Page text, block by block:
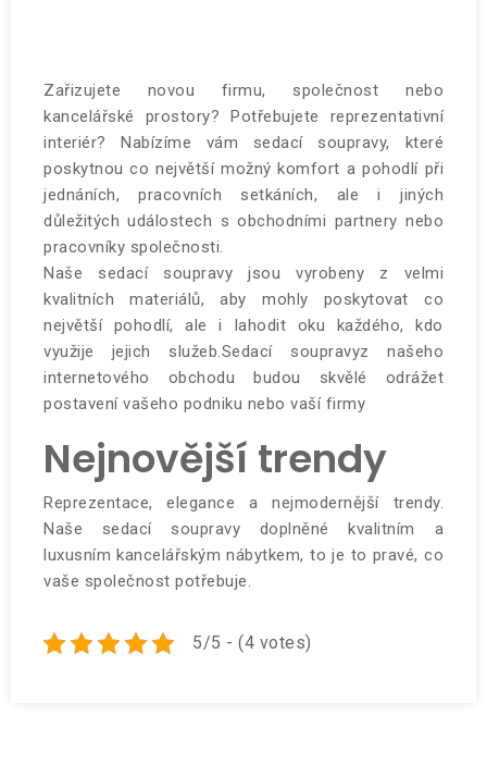
Zařizujete novou firmu, společnost nebo
kancelářské prostory? Potřebujete reprezentativní
interiér? Nabízíme vám sedací soupravy, které
poskytnou co největší možný komfort a pohodlí při
jednáních, pracovních setkáních, ale i jiných
důležitých událostech s obchodními partnery nebo
pracovníky společnosti.
Naše sedací soupravy jsou vyrobeny z velmi
kvalitních materiálů, aby mohly poskytovat co
největší pohodlí, ale i lahodit oku každého, kdo
využije jejich služeb.Sedací soupravyz našeho
internetového obchodu budou skvělé odrážet
postavení vašeho podniku nebo vaší firmy
Nejnovější trendy
Reprezentace, elegance a nejmodernější trendy.
Naše sedací soupravy doplněné kvalitním a
luxusním kancelářským nábytkem, to je to pravé, co
vaše společnost potřebuje.
5/5 - (4 votes)